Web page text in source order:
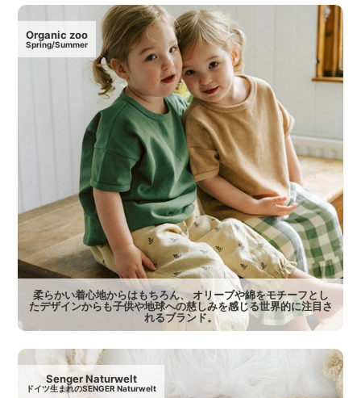
Organic zoo
Spring/Summer
柔らかい着心地からはもちろん、 オリーブや綿をモチーフとし
たデザインからも子供や地球への慈しみを感じる世界的に注目さ
れるブランド。
Senger Naturwelt
ドイツ生まれのSENGER Naturwelt